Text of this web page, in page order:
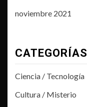
noviembre 2021
CATEGORÍAS
Ciencia / Tecnología
Cultura / Misterio